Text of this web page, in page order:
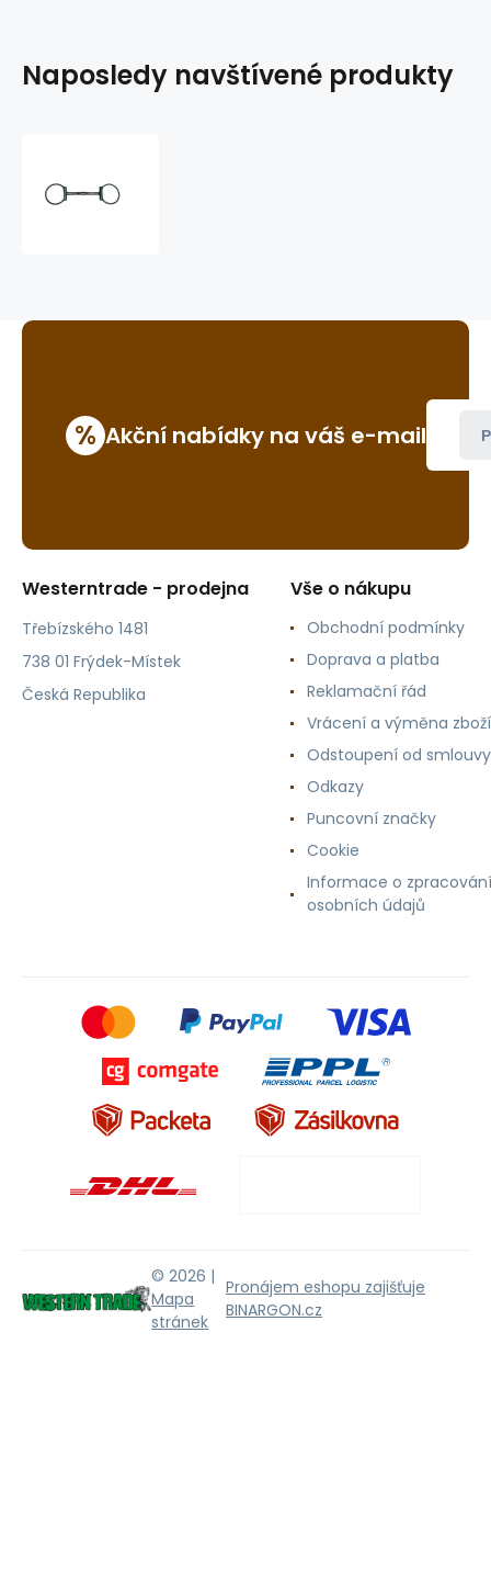
Naposledy navštívené produkty
% Akční nabídky na váš e-mail
Westerntrade - prodejna
Třebízského 1481
738 01 Frýdek-Místek
Česká Republika
Vše o nákupu
Obchodní podmínky
Doprava a platba
Reklamační řád
Vrácení a výměna zboží
Odstoupení od smlouvy
Odkazy
Puncovní značky
Cookie
Informace o zpracování
osobních údajů
© 2026 |
Mapa
stránek
Pronájem eshopu zajišťuje
BINARGON.cz